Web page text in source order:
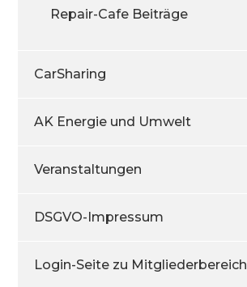
Repair-Cafe Beiträge
CarSharing
AK Energie und Umwelt
Veranstaltungen
DSGVO-Impressum
Login-Seite zu Mitgliederbereich